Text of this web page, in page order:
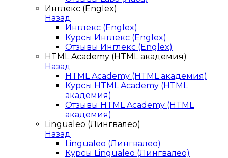
Инглекс (Englex)
Назад
Инглекс (Englex)
Курсы Инглекс (Englex)
Отзывы Инглекс (Englex)
HTML Academy (HTML академия)
Назад
HTML Academy (HTML академия)
Курсы HTML Academy (HTML
академия)
Отзывы HTML Academy (HTML
академия)
Lingualeo (Лингвалео)
Назад
Lingualeo (Лингвалео)
Курсы Lingualeo (Лингвалео)